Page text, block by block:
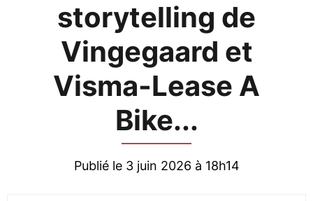
storytelling de
Vingegaard et
Visma-Lease A
Bike...
Publié le 3 juin 2026 à 18h14